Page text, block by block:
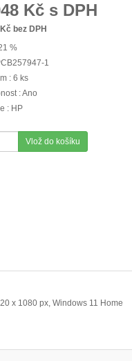
Kč s DPH
Kč bez DPH
%
1
: 6 ks
: Ano
: HP
Vlož do košíku
x 1080 px, Windows 11 Home